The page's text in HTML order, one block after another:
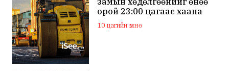
орой 23:00 цагаас хаана
10 цагийн өмнө